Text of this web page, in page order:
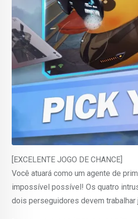
[EXCELENTE JOGO DE CHANCE]
Você atuará como um agente de
impossível possível! Os quatro
dois perseguidores devem trabalhar